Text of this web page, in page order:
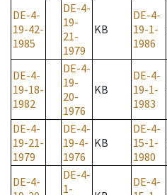
DE-4-
19-42-
1985
DE-4-
19-
21-
1979
KB
DE-4-
19-1-
1986
DE-4-
19-18-
1982
DE-4-
19-
20-
1976
KB
DE-4-
19-1-
1983
DE-4-
19-21-
1979
DE-4-
19-4-
1976
KB
DE-4-
15-1-
1980
DE-4-
DE-4-
1-
DE-4-